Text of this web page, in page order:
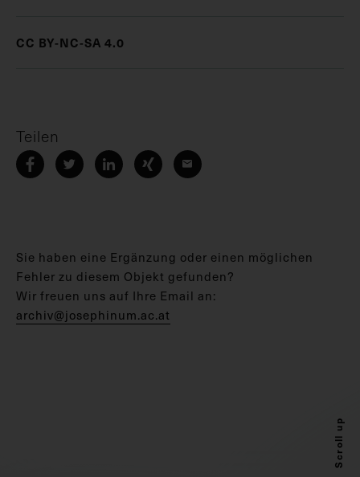
CC BY-NC-SA 4.0
Teilen
Sie haben eine Ergänzung oder einen möglichen
Fehler zu diesem Objekt gefunden?
Wir freuen uns auf Ihre Email an:
archiv@josephinum.ac.at
Scroll up